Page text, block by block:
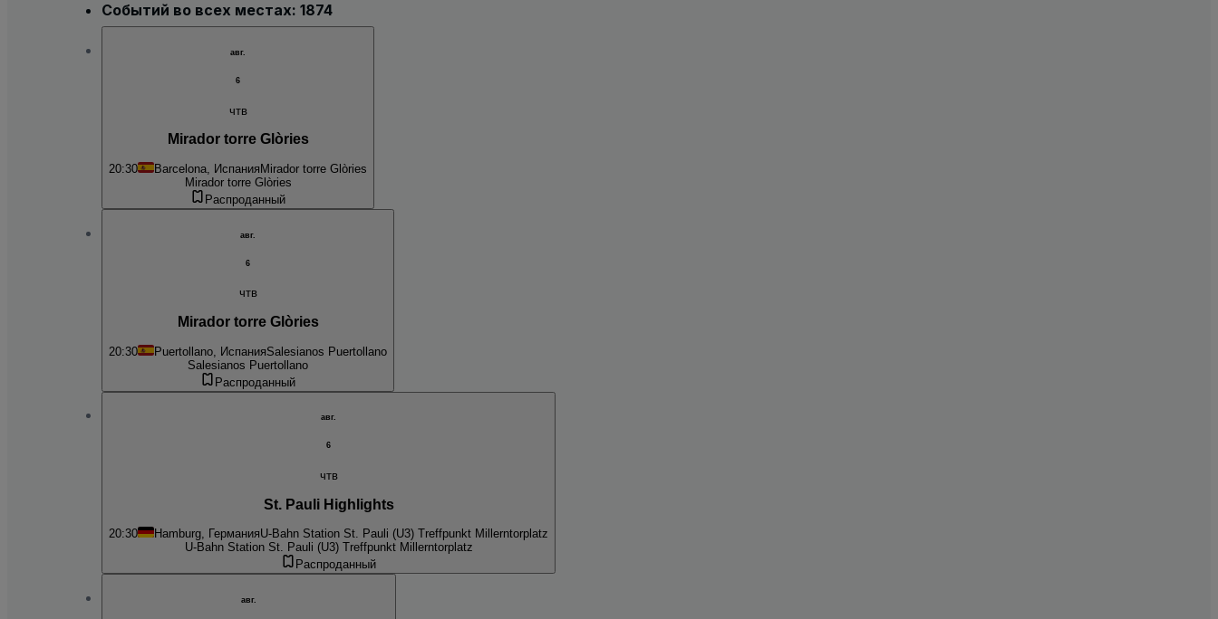
Событий во всех местах: 1874
авг.
6
чтв
Mirador torre Glòries
20:30 Barcelona, Испания Mirador torre Glòries
Mirador torre Glòries
Распроданный
авг.
6
чтв
Mirador torre Glòries
20:30 Puertollano, ИспанияSalesianos Puertollano
Salesianos Puertollano
Распроданный
авг.
6
чтв
St. Pauli Highlights
20:30 Hamburg, ГерманияU-Bahn Station St. Pauli (U3) Treffpunkt Millerntorplatz
U-Bahn Station St. Pauli (U3) Treffpunkt Millerntorplatz
Распроданный
авг.